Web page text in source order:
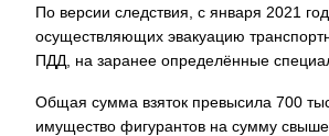
По версии следствия, с января 2021
осуществляющих эвакуацию
ПДД, на заранее определённые
Общая сумма взяток превысила 700
имущество фигурантов на сумму